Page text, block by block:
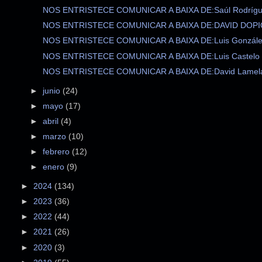
NOS ENTRISTECE COMUNICAR A BAIXA DE:Saúl
NOS ENTRISTECE COMUNICAR A BAIXA DE:DAVID
NOS ENTRISTECE COMUNICAR A BAIXA DE:Luis
NOS ENTRISTECE COMUNICAR A BAIXA DE:Luis Castelo
NOS ENTRISTECE COMUNICAR A BAIXA DE:David
► junio (24)
► mayo (17)
►abril (4)
► marzo (10)
►febrero (12)
►enero (9)
► 2024 (134)
► 2023 (36)
► 2022 (44)
► 2021 (26)
► 2020 (3)